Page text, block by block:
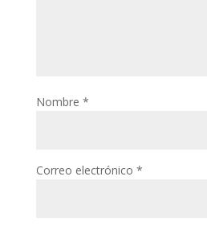
Nombre *
Correo electrónico *